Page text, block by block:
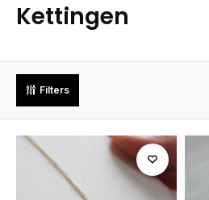
Kettingen
Filters